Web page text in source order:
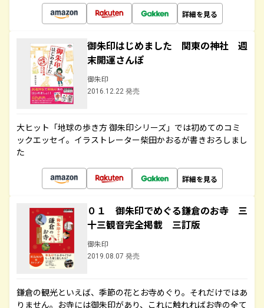
詳細を見る
御朱印はじめました 関東の神社 週
末開運さんぽ
御朱印
2016.12.22 発売
大ヒット「地球の歩き方 御朱印シリーズ」では初めてのコミ
ックエッセイ。イラストレーター柴田かおるが書きおろしまし
た
詳細を見る
０１ 御朱印でめぐる鎌倉のお寺 三
十三観音完全掲載 三訂版
御朱印
2019.08.07 発売
鎌倉の観光といえば、季節の花とお寺めぐり。それだけではあ
りません。お寺には御朱印があり、これに触れればお寺の全て